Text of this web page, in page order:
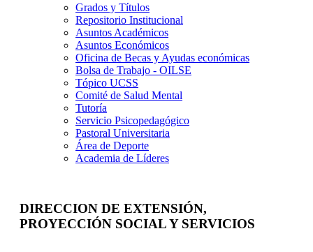
Grados y Títulos
Repositorio Institucional
Asuntos Académicos
Asuntos Económicos
Oficina de Becas y Ayudas económicas
Bolsa de Trabajo - OILSE
Tópico UCSS
Comité de Salud Mental
Tutoría
Servicio Psicopedagógico
Pastoral Universitaria
Área de Deporte
Academia de Líderes
DIRECCION DE EXTENSIÓN,
PROYECCIÓN SOCIAL Y SERVICIOS